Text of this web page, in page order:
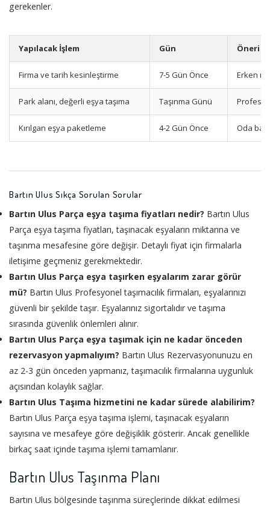
gerekenler.
Yapılacak İşlem Gün Öneri
Firma ve tarih kesinleştirme 7-5 Gün Önce Erken
Park alanı, değerli eşya taşıma Taşınma Günü
Kırılgan eşya paketleme 4-2 Gün Önce Oda
Bartın Ulus Sıkça Sorulan Sorular
Bartın Ulus Parça eşya taşıma fiyatları nedir? Bartın Ulus
Parça eşya taşıma fiyatları, taşınacak eşyaların miktarına ve
taşınma mesafesine göre değişir. Detaylı fiyat için firmalarla
iletişime geçmeniz gerekmektedir.
Bartın Ulus Parça eşya taşırken eşyalarım zarar görür
mü? Bartın Ulus Profesyonel taşımacılık firmaları, eşyalarınızı
güvenli bir şekilde taşır. Eşyalarınız sigortalıdır ve taşıma
sırasında güvenlik önlemleri alınır.
Bartın Ulus Parça eşya taşımak için ne kadar önceden
rezervasyon yapmalıyım? Bartın Ulus Rezervasyonunuzu en
az 2-3 gün önceden yapmanız, taşımacılık firmalarına uygunluk
açısından kolaylık sağlar.
Bartın Ulus Taşıma hizmetini ne kadar sürede alabilirim?
Bartın Ulus Parça eşya taşıma işlemi, taşınacak eşyaların
sayısına ve mesafeye göre değişiklik gösterir. Ancak genellikle
birkaç saat içinde taşıma işlemi tamamlanır.
Bartın Ulus Taşınma Planı
Bartın Ulus bölgesinde taşınma süreçlerinde dikkat edilmesi